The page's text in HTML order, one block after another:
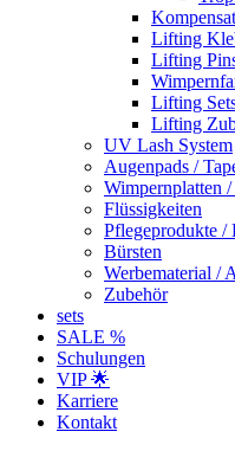
Lifting
Lifting
Lifting
Lifting
UV Lash System
Augenpads /
Wimpernplatten
Flüssigkeiten
Pflegeprodukte /
Bürsten
Werbematerial /
Zubehör
sets
SALE %
Schulungen
VIP 🌟
Karriere
Kontakt